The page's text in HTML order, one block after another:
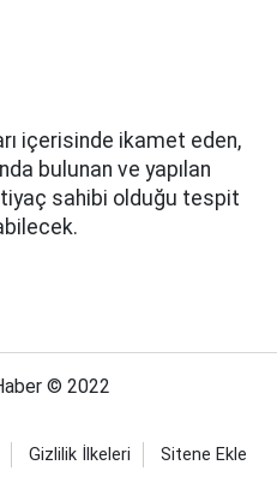
içerisinde ikamet eden,
bulunan ve yapılan
sahibi olduğu tespit
© 2022
Gizlilik İlkeleri Sitene Ekle